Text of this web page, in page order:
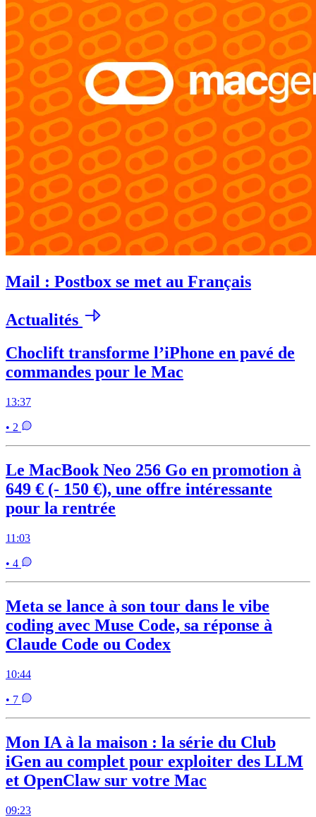
Mail : Postbox se met au Français
Actualités
Choclift transforme l’iPhone en pavé de
commandes pour le Mac
13:37
• 2
Le MacBook Neo 256 Go en promotion à
649 € (- 150 €), une offre intéressante
pour la rentrée
11:03
• 4
Meta se lance à son tour dans le vibe
coding avec Muse Code, sa réponse à
Claude Code ou Codex
10:44
• 7
Mon IA à la maison : la série du Club
iGen au complet pour exploiter des LLM
et OpenClaw sur votre Mac
09:23